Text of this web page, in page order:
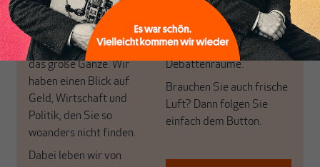
Perspektive und ist damit
in Deutschland einzigartig.
MAKROSKOP steht für
das große Ganze. Wir
haben einen Blick auf
Geld, Wirtschaft und
Politik, den Sie so
woanders nicht finden.
Dabei leben wir von
öffnen Fenster und
bringen frische Luft in die
engen und verstaubten
Debattenräume.
Brauchen Sie auch frische
Luft? Dann folgen Sie
einfach dem Button.